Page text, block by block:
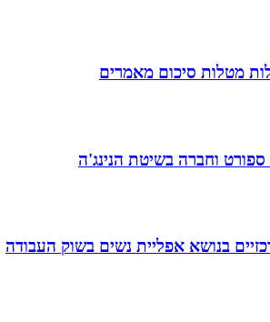
מטלות סיכום מאמרים
וחברה בשיטת הנינג'ה
בנושא אפליית נשים בשוק העבודה